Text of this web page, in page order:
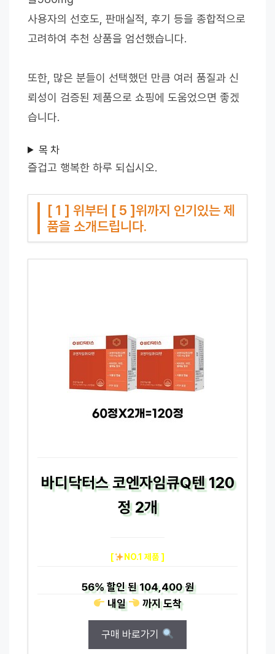
사용자의 선호도, 판매실적, 후기 등을 종합적으로
고려하여 추천 상품을 엄선했습니다.
또한, 많은 분들이 선택했던 만큼 여러 품질과 신
뢰성이 검증된 제품으로 쇼핑에 도움었으면 좋겠
습니다.
목 차
즐겁고 행복한 하루 되십시오.
[ 1 ] 위부터 [ 5 ]위까지 인기있는 제
품을 소개드립니다.
바디닥터스 코엔자임큐Q텐 120
정 2개
[ NO.1 제품 ]
56%할인 된104,400 원
내일
까지도착
구매 바로가기